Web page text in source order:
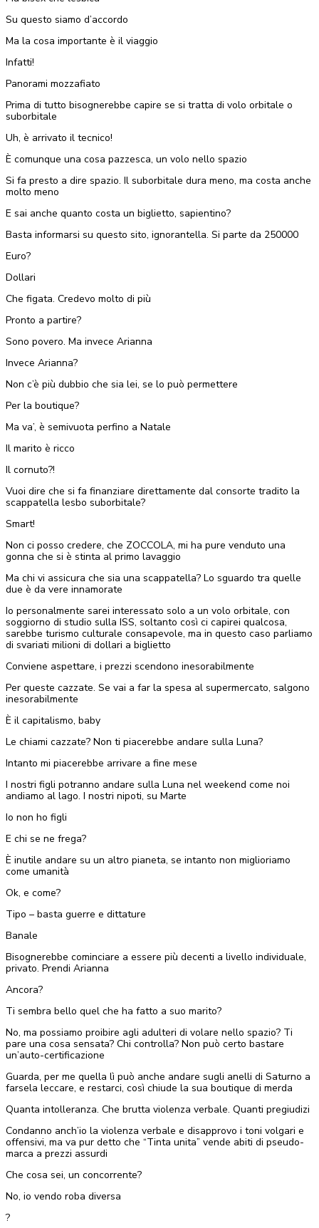
Su questo siamo d’accordo
Ma la cosa importante è il viaggio
Infatti!
Panorami mozzafiato
Prima di tutto bisognerebbe capire se si tratta di volo orbitale o
suborbitale
Uh, è arrivato il tecnico!
È comunque una cosa pazzesca, un volo nello spazio
Si fa presto a dire spazio. Il suborbitale dura meno, ma costa anche
molto meno
E sai anche quanto costa un biglietto, sapientino?
Basta informarsi su questo sito, ignorantella. Si parte da 250000
Euro?
Dollari
Che figata. Credevo molto di più
Pronto a partire?
Sono povero. Ma invece Arianna
Invece Arianna?
Non c’è più dubbio che sia lei, se lo può permettere
Per la boutique?
Ma va’, è semivuota perfino a Natale
Il marito è ricco
Il cornuto?!
Vuoi dire che si fa finanziare direttamente dal consorte tradito la
scappatella lesbo suborbitale?
Smart!
Non ci posso credere, che ZOCCOLA, mi ha pure venduto una
gonna che si è stinta al primo lavaggio
Ma chi vi assicura che sia una scappatella? Lo sguardo tra quelle
due è da vere innamorate
Io personalmente sarei interessato solo a un volo orbitale, con
soggiorno di studio sulla ISS, soltanto così ci capirei qualcosa,
sarebbe turismo culturale consapevole, ma in questo caso parliamo
di svariati milioni di dollari a biglietto
Conviene aspettare, i prezzi scendono inesorabilmente
Per queste cazzate. Se vai a far la spesa al supermercato, salgono
inesorabilmente
È il capitalismo, baby
Le chiami cazzate? Non ti piacerebbe andare sulla Luna?
Intanto mi piacerebbe arrivare a fine mese
I nostri figli potranno andare sulla Luna nel weekend come noi
andiamo al lago. I nostri nipoti, su Marte
Io non ho figli
E chi se ne frega?
È inutile andare su un altro pianeta, se intanto non miglioriamo
come umanità
Ok, e come?
Tipo – basta guerre e dittature
Banale
Bisognerebbe cominciare a essere più decenti a livello individuale,
privato. Prendi Arianna
Ancora?
Ti sembra bello quel che ha fatto a suo marito?
No, ma possiamo proibire agli adulteri di volare nello spazio? Ti
pare una cosa sensata? Chi controlla? Non può certo bastare
un’auto-certificazione
Guarda, per me quella lì può anche andare sugli anelli di Saturno a
farsela leccare, e restarci, così chiude la sua boutique di merda
Quanta intolleranza. Che brutta violenza verbale. Quanti pregiudizi
Condanno anch’io la violenza verbale e disapprovo i toni volgari e
offensivi, ma va pur detto che “Tinta unita” vende abiti di pseudo-
marca a prezzi assurdi
Che cosa sei, un concorrente?
No, io vendo roba diversa
?